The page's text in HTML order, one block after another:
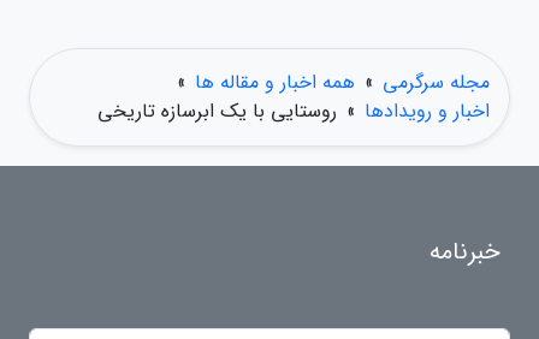
مجله سرگرمی » همه اخبار و مقاله ها »
اخبار و رویدادها » روستایی با یک ابرسازه تاریخی
خبرنامه